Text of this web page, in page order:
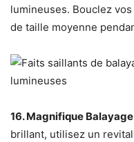
lumineuses. Bouclez
de taille moyenne
16. Magnifique
brillant, utilisez un